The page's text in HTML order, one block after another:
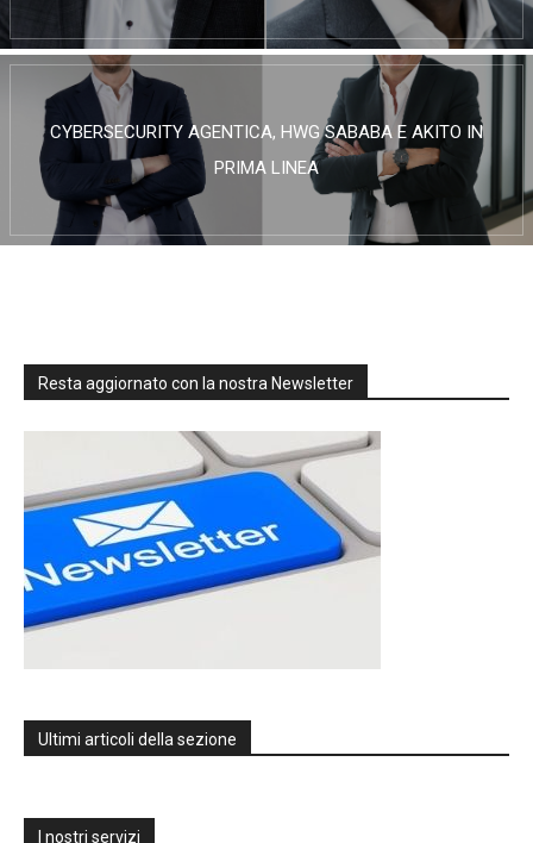
CYBERSECURITY AGENTICA, HWG SABABA E AKITO IN
PRIMA LINEA
Resta aggiornato con la nostra Newsletter
Ultimi articoli della sezione
I nostri servizi